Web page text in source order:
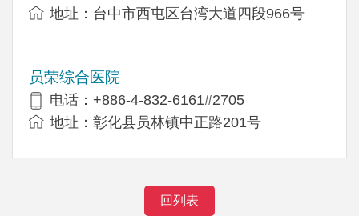
地址：台中市西屯区台湾大道四段966号
员荣综合医院
电话：+886-4-832-6161#2705
地址：彰化县员林镇中正路201号
回列表